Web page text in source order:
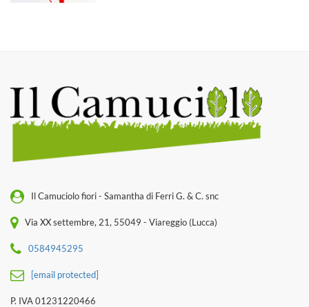
Il Camuciolo fiori - Samantha di Ferri G. & C. snc
Via XX settembre, 21, 55049 - Viareggio (Lucca)
0584945295
[email protected]
P. IVA 01231220466